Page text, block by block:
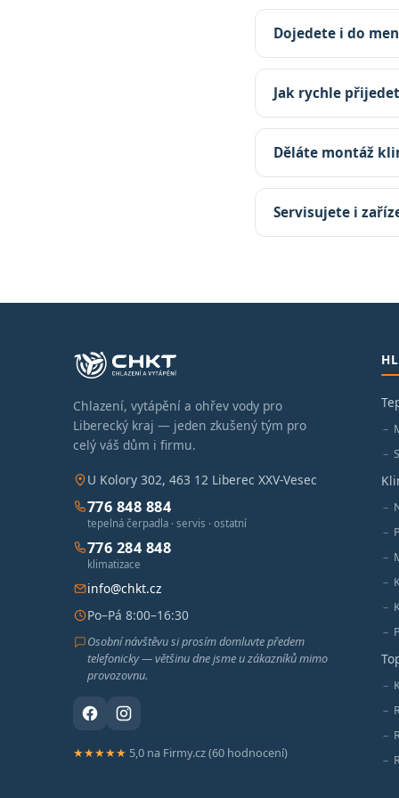
Dojedete i do
Jak rychle
Děláte montáž
Servisujete i
Chlazení, vytápění a ohřev vody pro
Liberecký kraj — jeden zkušený tým pro
celý váš dům i firmu.
U Kolory 302, 463 12 Liberec XXV-Vesec
776 848 884
tepelná čerpadla · servis · ostatní
776 284 848
klimatizace
info@chkt.cz
Po–Pá 8:00–16:30
Osobní návštěvu si prosím domluvte předem
telefonicky — většinu dne jsme u zákazníků mimo
provozovnu.
★★★★★ 5,0 na Firmy.cz (60 hodnocení)